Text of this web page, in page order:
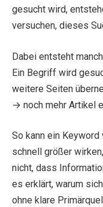
gesucht wird,
versuchen, dieses
Dabei entsteht
Ein Begriff wird
weitere Seiten
→ noch mehr Artikel
So kann ein
schnell größer
nicht, dass
es erklärt, warum
ohne klare